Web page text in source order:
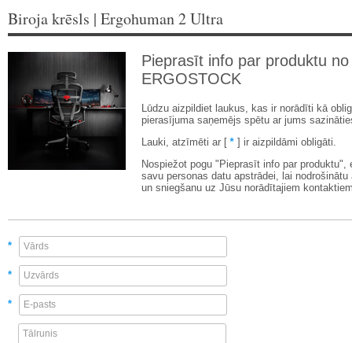
Biroja krēsls | Ergohuman 2 Ultra
Pieprasīt info par produktu no
ERGOSTOCK
Lūdzu aizpildiet laukus, kas ir norādīti kā
pierasījuma saņemējs spētu ar jums
Lauki, atzīmēti ar [ * ] ir aizpildāmi obligāti.
Nospiežot pogu "Pieprasīt info par produktu",
savu personas datu apstrādei, lai
un sniegšanu uz Jūsu norādītajiem
*
*
*